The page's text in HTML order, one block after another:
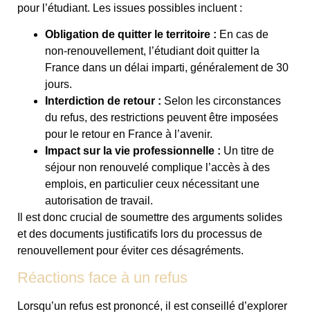
pour l’étudiant. Les issues possibles incluent :
Obligation de quitter le territoire : En cas de
non-renouvellement, l’étudiant doit quitter la
France dans un délai imparti, généralement de 30
jours.
Interdiction de retour : Selon les circonstances
du refus, des restrictions peuvent être imposées
pour le retour en France à l’avenir.
Impact sur la vie professionnelle : Un titre de
séjour non renouvelé complique l’accès à des
emplois, en particulier ceux nécessitant une
autorisation de travail.
Il est donc crucial de soumettre des arguments solides
et des documents justificatifs lors du processus de
renouvellement pour éviter ces désagréments.
Réactions face à un refus
Lorsqu’un refus est prononcé, il est conseillé d’explorer